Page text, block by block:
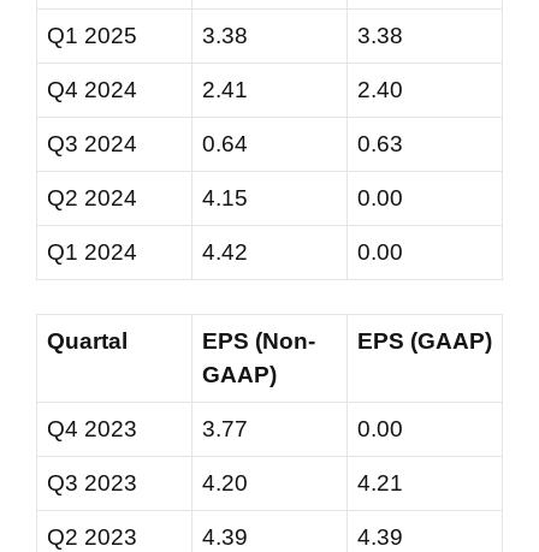
Q1 2025 3.38 3.38
Q4 2024 2.41 2.40
Q3 2024 0.64 0.63
Q2 2024 4.15 0.00
Q1 2024 4.42 0.00
Quartal
EPS (Non-
GAAP)
EPS (GAAP)
Q4 2023 3.77 0.00
Q3 2023 4.20 4.21
Q2 2023 4.39 4.39